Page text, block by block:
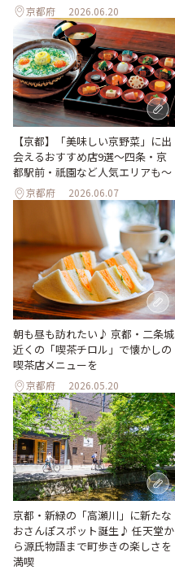
京都府 2026.06.20
【京都】「美味しい京野菜」に出
会えるおすすめ店9選～四条・京
都駅前・祇園など人気エリアも～
京都府 2026.06.07
朝も昼も訪れたい♪ 京都・二条城
近くの「喫茶チロル」で懐かしの
喫茶店メニューを
京都府 2026.05.20
京都・新緑の「高瀬川」に新たな
おさんぽスポット誕生♪ 任天堂か
ら源氏物語まで町歩きの楽しさを
満喫